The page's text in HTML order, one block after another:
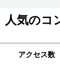
人気のコ
アクセス数